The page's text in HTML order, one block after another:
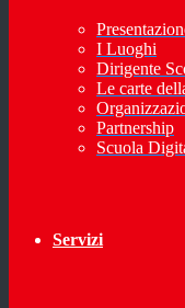
I Luoghi
Dirigente
Le carte
Partnership
Scuola
Servizi